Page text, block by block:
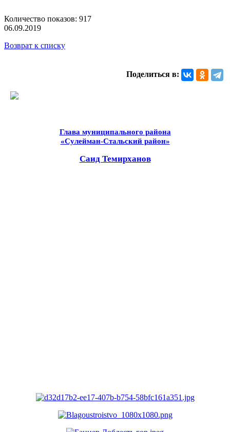
Количество показов: 917
06.09.2019
Возврат к списку
Поделиться в:
Глава муниципального района
«Сулейман-Стальский район»
Саид Темирханов